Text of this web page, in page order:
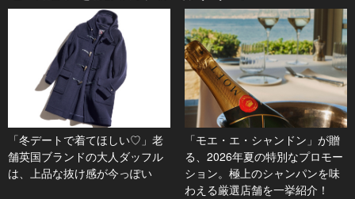
「冬デートで着てほしい♡」老
舗英国ブランドの大人ダッフル
は、上品な抜け感が今っぽい
「モエ・エ・シャンドン」が贈
る、2026年夏の特別なプロモー
ション。極上のシャンパンを味
わえる厳選店舗を一挙紹介！